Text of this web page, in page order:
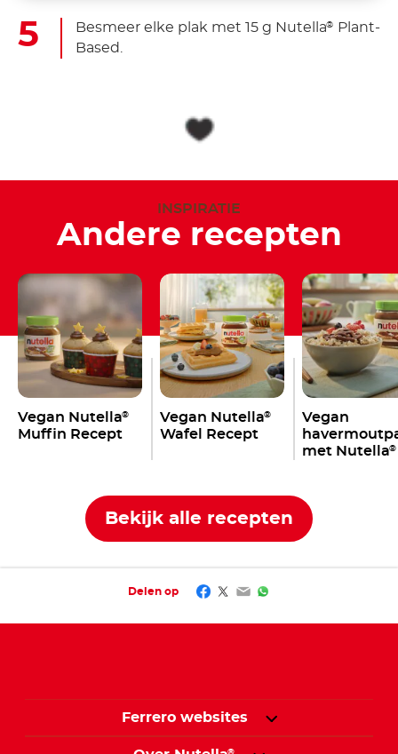
Besmeer elke plak met 15 g Nutella®
Plant-
Based.
INSPIRATIE
Andere recepten
Vegan Nutella®
Muffin Recept
Vegan Nutella®
Wafel Recept
Vegan
met Nutella®
Bekijk alle recepten
Delen op Facebook
Twitter
EmailWhatsApp
Ferrero websites